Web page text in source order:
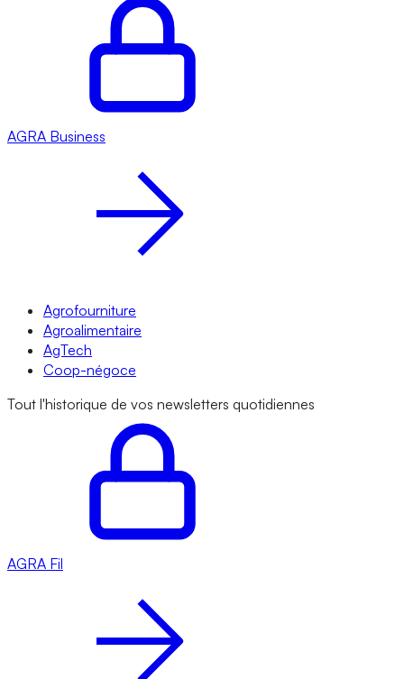
AGRA Business
Agrofourniture
Agroalimentaire
AgTech
Coop-négoce
Tout l'historique de vos newsletters quotidiennes
AGRA Fil